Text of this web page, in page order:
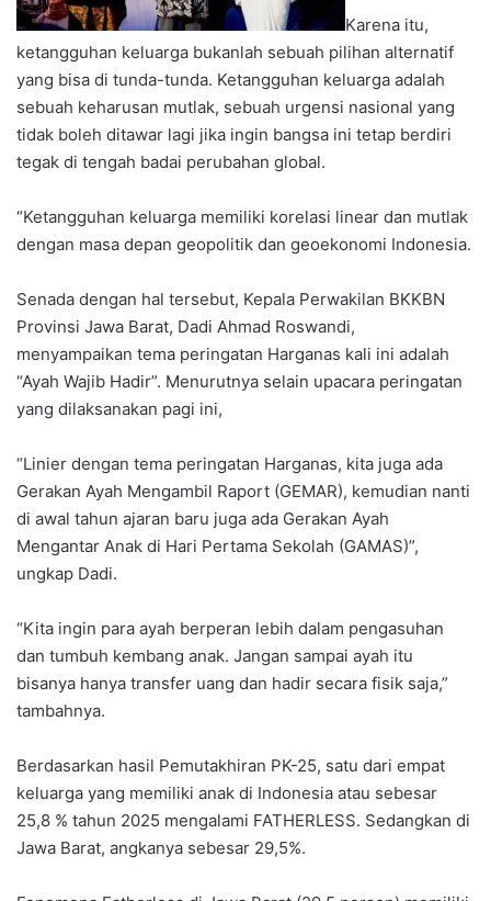
Karena itu,
ketangguhan keluarga bukanlah sebuah pilihan alternatif
yang bisa di tunda-tunda. Ketangguhan keluarga adalah
sebuah keharusan mutlak, sebuah urgensi nasional yang
tidak boleh ditawar lagi jika ingin bangsa ini tetap berdiri
tegak di tengah badai perubahan global.
“Ketangguhan keluarga memiliki korelasi linear dan mutlak
dengan masa depan geopolitik dan geoekonomi Indonesia.
Senada dengan hal tersebut, Kepala Perwakilan BKKBN
Provinsi Jawa Barat, Dadi Ahmad Roswandi,
menyampaikan tema peringatan Harganas kali ini adalah
“Ayah Wajib Hadir”. Menurutnya selain upacara peringatan
yang dilaksanakan pagi ini,
“Linier dengan tema peringatan Harganas, kita juga ada
Gerakan Ayah Mengambil Raport (GEMAR), kemudian nanti
di awal tahun ajaran baru juga ada Gerakan Ayah
Mengantar Anak di Hari Pertama Sekolah (GAMAS)”,
ungkap Dadi.
“Kita ingin para ayah berperan lebih dalam pengasuhan
dan tumbuh kembang anak. Jangan sampai ayah itu
bisanya hanya transfer uang dan hadir secara fisik saja,”
tambahnya.
Berdasarkan hasil Pemutakhiran PK-25, satu dari empat
keluarga yang memiliki anak di Indonesia atau sebesar
25,8 % tahun 2025 mengalami FATHERLESS. Sedangkan di
Jawa Barat, angkanya sebesar 29,5%.